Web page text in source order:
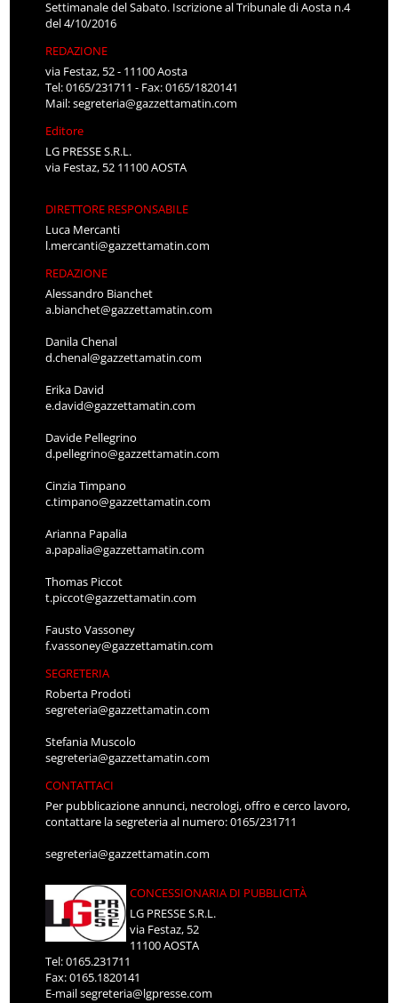
Settimanale del Sabato. Iscrizione al Tribunale di Aosta n.4
del 4/10/2016
REDAZIONE
via Festaz, 52 - 11100 Aosta
Tel: 0165/231711 - Fax: 0165/1820141
Mail:segreteria@gazzettamatin.com
Editore
LG PRESSE S.R.L.
via Festaz, 52 11100 AOSTA
DIRETTORE RESPONSABILE
Luca Mercanti
l.mercanti@gazzettamatin.com
REDAZIONE
Alessandro Bianchet
a.bianchet@gazzettamatin.com
Danila Chenal
d.chenal@gazzettamatin.com
Erika David
e.david@gazzettamatin.com
Davide Pellegrino
d.pellegrino@gazzettamatin.com
Cinzia Timpano
c.timpano@gazzettamatin.com
Arianna Papalia
a.papalia@gazzettamatin.com
Thomas Piccot
t.piccot@gazzettamatin.com
Fausto Vassoney
f.vassoney@gazzettamatin.com
SEGRETERIA
Roberta Prodoti
segreteria@gazzettamatin.com
Stefania Muscolo
segreteria@gazzettamatin.com
CONTATTACI
Per pubblicazione annunci, necrologi, offro e cerco lavoro,
contattare la segreteria al numero: 0165/231711
segreteria@gazzettamatin.com
CONCESSIONARIA DI PUBBLICITÀ
LG PRESSE S.R.L.
via Festaz, 52
11100 AOSTA
Tel: 0165.231711
Fax: 0165.1820141
E-mailsegreteria@lgpresse.com